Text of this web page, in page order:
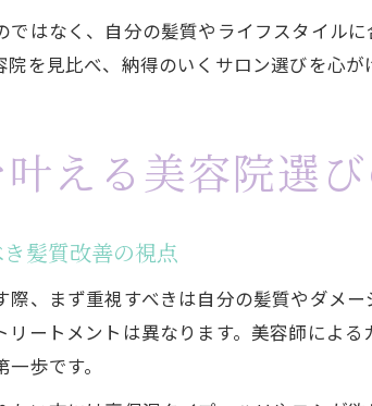
ではなく、自分の髪質やライフスタイル
を見比べ、納得のいくサロン選びを心が
える美容院選
髪質改善の視点
際、まず重視すべきは自分の髪質やダメ
リートメントは異なります。美容師によ
歩です。